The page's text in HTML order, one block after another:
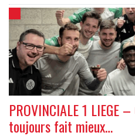
PROVINCIALE 1 LIEGE
toujours fait mieux…